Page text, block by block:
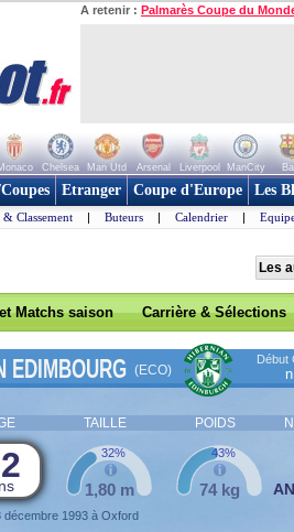
A retenir : Palmarès Coupe du
Chelsea Man Utd Arsenal Liverpool ManCity
Etranger Coupe d'Europe Les
& Classement | Buteurs | Calendrier |
Les
Matchs saison Carrière & Sélections
EDIMBOURG (ECO)
Début
TAILLE POIDS
décembre 1993 à Oxford
1,80 m
32%
74 kg
43%